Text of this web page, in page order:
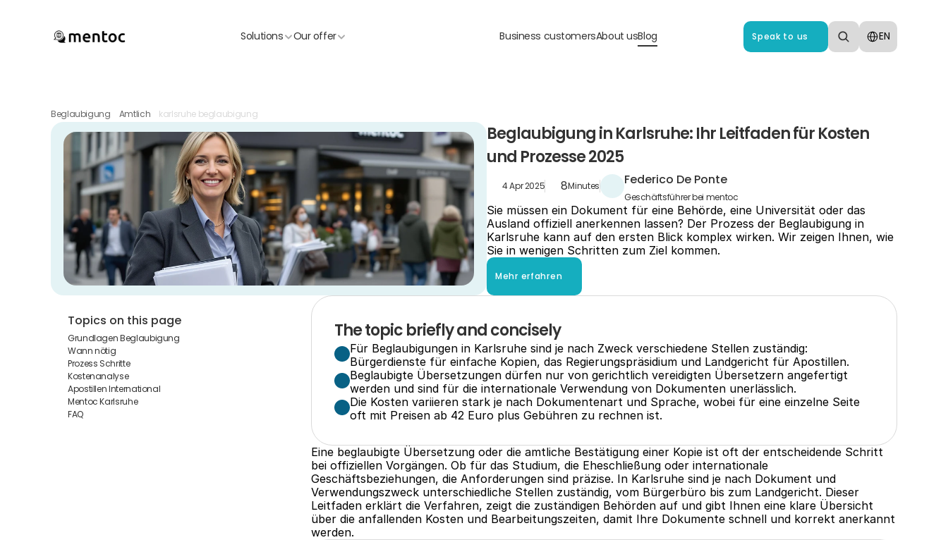
Solutions Our offer Business customersAbout usBlog Speak to us
Select Language
EN
Beglaubigung Amtlich karlsruhe beglaubigung
Beglaubigung in Karlsruhe: Ihr Leitfaden für Kosten
und Prozesse 2025
4 Apr 2025 8Minutes Federico De Ponte
Geschäftsführer bei mentoc
Sie müssen ein Dokument für eine Behörde, eine Universität oder das
Ausland offiziell anerkennen lassen? Der Prozess der Beglaubigung in
Karlsruhe kann auf den ersten Blick komplex wirken. Wir zeigen Ihnen, wie
Sie in wenigen Schritten zum Ziel kommen.
Mehr erfahren
Topics on this page
Grundlagen Beglaubigung
Wann nötig
Prozess Schritte
Kostenanalyse
Apostillen International
Mentoc Karlsruhe
FAQ
The topic briefly and concisely
Für Beglaubigungen in Karlsruhe sind je nach Zweck verschiedene Stellen zuständig:
Bürgerdienste für einfache Kopien, das Regierungspräsidium und Landgericht für Apostillen.
Beglaubigte Übersetzungen dürfen nur von gerichtlich vereidigten Übersetzern angefertigt
werden und sind für die internationale Verwendung von Dokumenten unerlässlich.
Die Kosten variieren stark je nach Dokumentenart und Sprache, wobei für eine einzelne Seite
oft mit Preisen ab 42 Euro plus Gebühren zu rechnen ist.
Eine beglaubigte Übersetzung oder die amtliche Bestätigung einer Kopie ist oft der entscheidende Schritt
bei offiziellen Vorgängen. Ob für das Studium, die Eheschließung oder internationale
Geschäftsbeziehungen, die Anforderungen sind präzise. In Karlsruhe sind je nach Dokument und
Verwendungszweck unterschiedliche Stellen zuständig, vom Bürgerbüro bis zum Landgericht. Dieser
Leitfaden erklärt die Verfahren, zeigt die zuständigen Behörden auf und gibt Ihnen eine klare Übersicht
über die anfallenden Kosten und Bearbeitungszeiten, damit Ihre Dokumente schnell und korrekt anerkannt
werden.